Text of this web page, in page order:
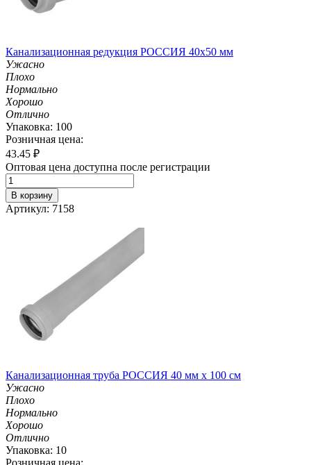
Канализационная редукция РОССИЯ 40х50 мм
Ужасно
Плохо
Нормально
Хорошо
Отлично
Упаковка: 100
Розничная цена:
43.45 ₽
Оптовая цена доступна после регистрации
В корзину
Артикул: 7158
Канализационная труба РОССИЯ 40 мм х 100 см
Ужасно
Плохо
Нормально
Хорошо
Отлично
Упаковка: 10
Розничная цена: